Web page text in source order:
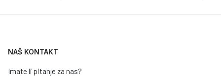
NAŠ KONTAKT
Imate li pitanje za nas?